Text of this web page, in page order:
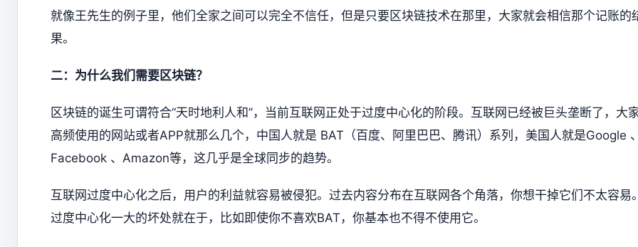
就像王先生的例子里，他们全家之间可以完全不信任，但是只要区块链技术在那里，大家就会相信那个记账的
果。
二：为什么我们需要区块链？
区块链的诞生可谓符合“天时地利人和”，当前互联网正处于过度中心化的阶段。互联网已经被巨头垄断了，大
高频使用的网站或者APP就那么几个，中国人就是 BAT（百度、阿里巴巴、腾讯）系列，美国人就是Google 、
Facebook 、Amazon等，这几乎是全球同步的趋势。
互联网过度中心化之后，用户的利益就容易被侵犯。过去内容分布在互联网各个角落，你想干掉它们不太容易。
过度中心化一大的坏处就在于，比如即使你不喜欢BAT，你基本也不得不使用它。